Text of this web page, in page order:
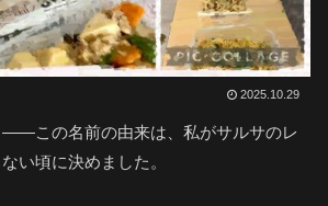
2025.10.29
――この名前の由来は、私がサルサのレ
い頃に決めました。